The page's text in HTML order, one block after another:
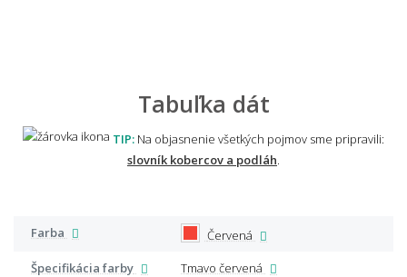
Tabuľka dát
TIP: Na objasnenie všetkých pojmov sme pripravili:
slovník kobercov a podláh
Farba
Červená
Špecifikácia farby
Tmavo červená